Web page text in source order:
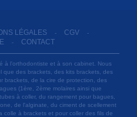
LÉGALES - CGV -
- CONTACT
à l'orthodontiste et à son cabinet. Nous
des brackets, des kits brackets, des
brackets, de la cire de protection, des
(1ère, 2ème molaires ainsi que
à coller, du rangement pour bagues,
de l'alginate, du ciment de scellement
colle à brackets et pour coller des fils de